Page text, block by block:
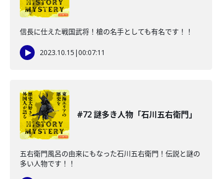
信長に仕えた戦国武将！槍の名手としても有名です！！
2023.10.15 |00:07:11
#72 謎多き人物「石川五右衛門」
五右衛門風呂の由来にもなった石川五右衛門！伝説と謎の
多い人物です！！